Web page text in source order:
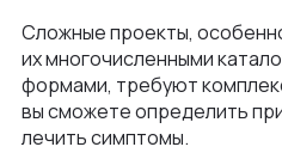
Сложные проекты,
их многочисленными
формами, требуют
вы сможете определить
лечить симптомы.